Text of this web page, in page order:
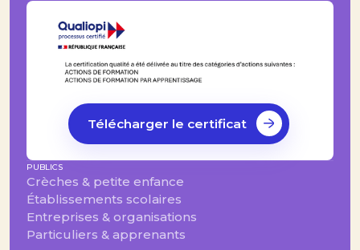
Télécharger le certificat
PUBLICS
Crèches & petite enfance
Établissements scolaires
Entreprises & organisations
Particuliers & apprenants